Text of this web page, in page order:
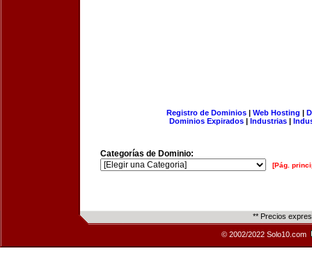
Registro de Dominios| Web Hosting |
Dominios Expirados | Industrias |
Categorías de Dominio:
[Pág.
** Precios
© 2002/2022 Solo10.com